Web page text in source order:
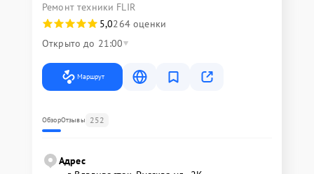
Ремонт техники FLIR
5,0264 оценки
Открыто до 21:00
Маршрут
ОбзорОтзывы 252
Адрес